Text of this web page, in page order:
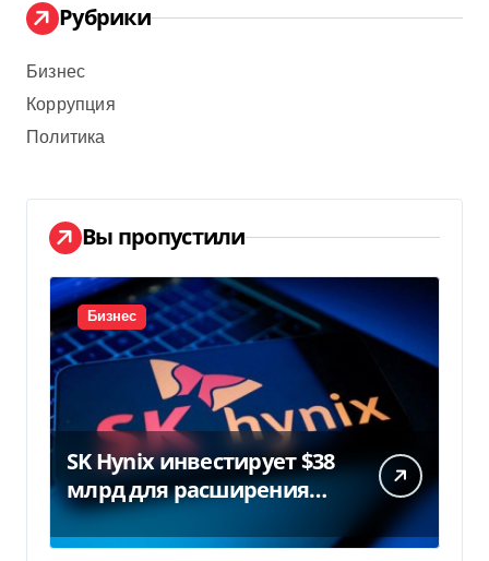
Рубрики
Бизнес
Коррупция
Политика
Вы пропустили
Бизнес
SK Hynix инвестирует $38
млрд для расширения
заводов в Южной Корее